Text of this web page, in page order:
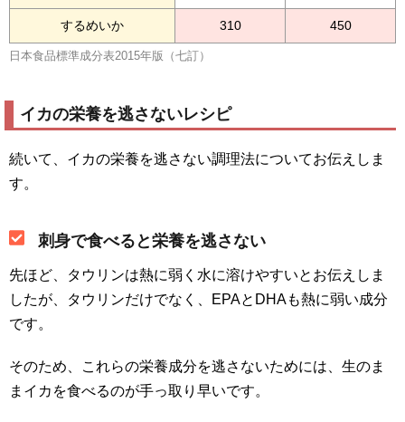
するめいか 310 450
日本食品標準成分表2015年版（七訂）
イカの栄養を逃さないレシピ
続いて、イカの栄養を逃さない調理法についてお伝えしま
す。
刺身で食べると栄養を逃さない
先ほど、タウリンは熱に弱く水に溶けやすいとお伝えしま
したが、タウリンだけでなく、EPAとDHAも熱に弱い成分
です。
そのため、これらの栄養成分を逃さないためには、生のま
まイカを食べるのが手っ取り早いです。